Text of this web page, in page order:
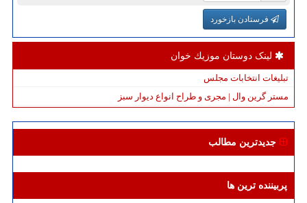
فرستادن بازخورد
لینک دوستان موزیك خوان
تبلیغات انتخابات مجلس
مستر گرین وال | مجری و طراح انواع دیوار سبز
جدیدترین مطالب
پربیننده ترین ها